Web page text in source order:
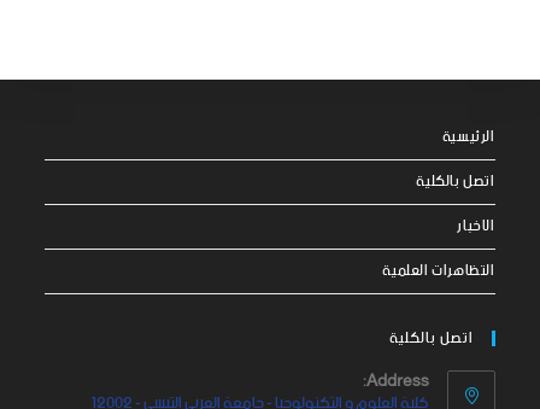
الرئيسية
اتصل بالكلية
الاخبار
التظاهرات العلمية
اتصل بالكلية
Address: